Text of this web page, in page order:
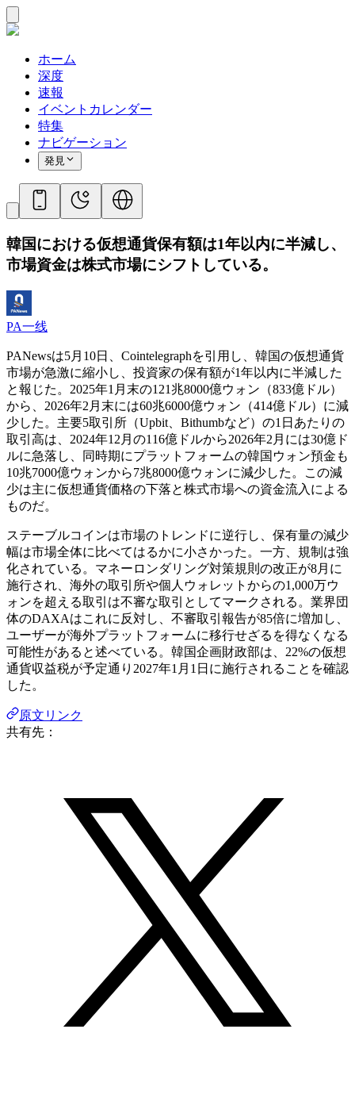
ホーム
深度
速報
イベントカレンダー
特集
ナビゲーション
発見
韓国における仮想通貨保有額は1年以内に半減し、
市場資金は株式市場にシフトしている。
PA一线
PANewsは5月10日、Cointelegraphを引用し、韓国の仮想通貨
市場が急激に縮小し、投資家の保有額が1年以内に半減した
と報じた。2025年1月末の121兆8000億ウォン（833億ドル）
から、2026年2月末には60兆6000億ウォン（414億ドル）に減
少した。主要5取引所（Upbit、Bithumbなど）の1日あたりの
取引高は、2024年12月の116億ドルから2026年2月には30億ド
ルに急落し、同時期にプラットフォームの韓国ウォン預金も
10兆7000億ウォンから7兆8000億ウォンに減少した。この減
少は主に仮想通貨価格の下落と株式市場への資金流入による
ものだ。
ステーブルコインは市場のトレンドに逆行し、保有量の減少
幅は市場全体に比べてはるかに小さかった。一方、規制は強
化されている。マネーロンダリング対策規則の改正が8月に
施行され、海外の取引所や個人ウォレットからの1,000万ウ
ォンを超える取引は不審な取引としてマークされる。業界団
体のDAXAはこれに反対し、不審取引報告が85倍に増加し、
ユーザーが海外プラットフォームに移行せざるを得なくなる
可能性があると述べている。韓国企画財政部は、22%の仮想
通貨収益税が予定通り2027年1月1日に施行されることを確認
した。
原文リンク
共有先：